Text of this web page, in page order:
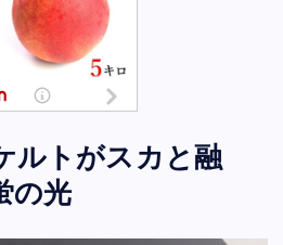
ルトがスカと融
の光